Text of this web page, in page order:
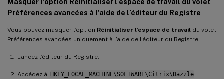
Masquer l’option Réinitialiser l’espace de travail du volet
Préférences avancées à l’aide de l’éditeur du Registre
Vous pouvez masquer l’option Réinitialiser l’espace de travail du volet
Préférences avancées uniquement à l’aide de l’éditeur du Registre.
Lancez l’éditeur du Registre.
Accédez à HKEY_LOCAL_MACHINE\SOFTWARE\Citrix\Dazzle .